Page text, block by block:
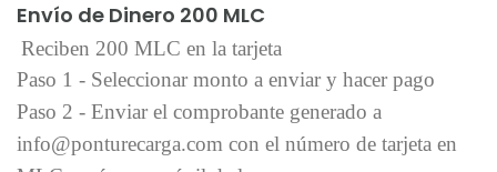
Envío de Dinero 200 MLC
Reciben 200 MLC en la tarjeta
Paso 1 - Seleccionar monto a enviar y hacer pago
Paso 2 - Enviar el comprobante generado a
info@ponturecarga.com con el número de tarjeta en